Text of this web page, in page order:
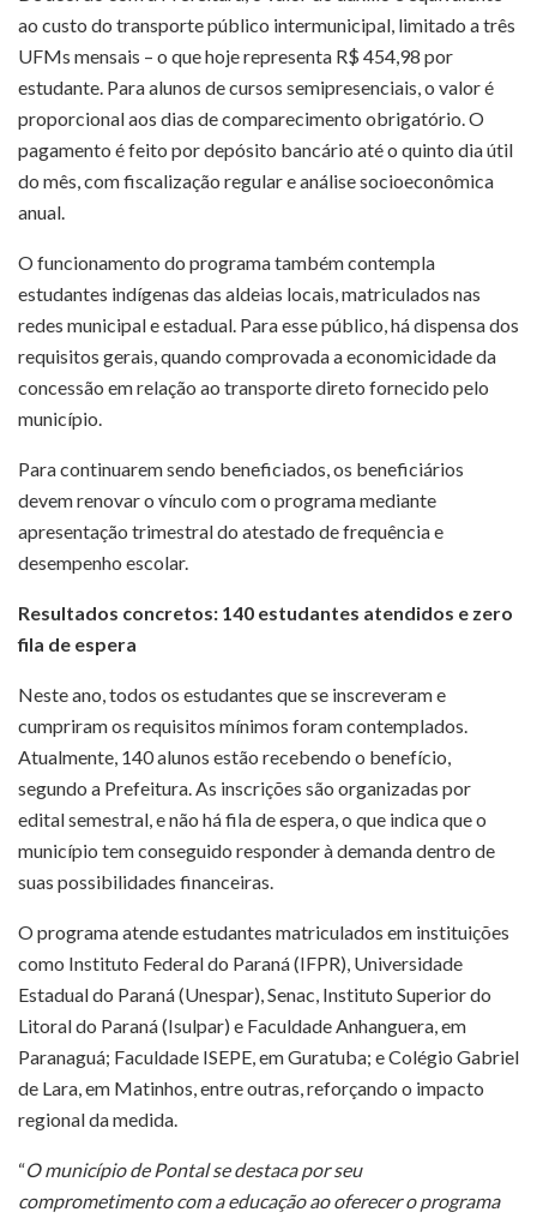
ao custo do transporte público intermunicipal, limitado a três
UFMs mensais – o que hoje representa R$ 454,98 por
estudante. Para alunos de cursos semipresenciais, o valor é
proporcional aos dias de comparecimento obrigatório. O
pagamento é feito por depósito bancário até o quinto dia útil
do mês, com fiscalização regular e análise socioeconômica
anual.
O funcionamento do programa também contempla
estudantes indígenas das aldeias locais, matriculados nas
redes municipal e estadual. Para esse público, há dispensa dos
requisitos gerais, quando comprovada a economicidade da
concessão em relação ao transporte direto fornecido pelo
município.
Para continuarem sendo beneficiados, os beneficiários
devem renovar o vínculo com o programa mediante
apresentação trimestral do atestado de frequência e
desempenho escolar.
Resultados concretos: 140 estudantes atendidos e zero
fila de espera
Neste ano, todos os estudantes que se inscreveram e
cumpriram os requisitos mínimos foram contemplados.
Atualmente, 140 alunos estão recebendo o benefício,
segundo a Prefeitura. As inscrições são organizadas por
edital semestral, e não há fila de espera, o que indica que o
município tem conseguido responder à demanda dentro de
suas possibilidades financeiras.
O programa atende estudantes matriculados em instituições
como Instituto Federal do Paraná (IFPR), Universidade
Estadual do Paraná (Unespar), Senac, Instituto Superior do
Litoral do Paraná (Isulpar) e Faculdade Anhanguera, em
Paranaguá; Faculdade ISEPE, em Guratuba; e Colégio Gabriel
de Lara, em Matinhos, entre outras, reforçando o impacto
regional da medida.
“O município de Pontal se destaca por seu
comprometimento com a educação ao oferecer o programa